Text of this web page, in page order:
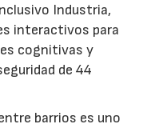
Industria,
interactivos para
cognitivas y
de 44
barrios es uno